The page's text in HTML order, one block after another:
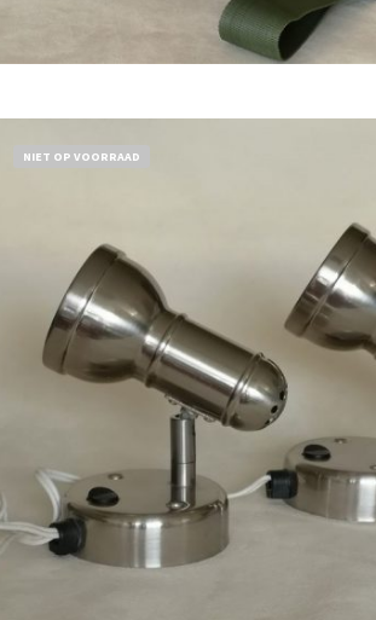
NIET OP VOORRAAD